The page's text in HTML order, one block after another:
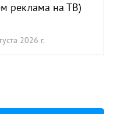
реклама на ТВ)
2026 г.